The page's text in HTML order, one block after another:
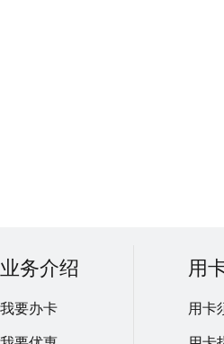
业务介绍
我要办卡
用
用卡